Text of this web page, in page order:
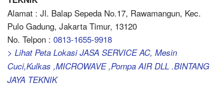
Alamat : Jl. Balap Sepeda No.17, Rawamangun, Kec.
Pulo Gadung, Jakarta Timur, 13120
No. Telpon : 0813-1655-9918
> Lihat Peta Lokasi JASA SERVICE AC, Mesin
Cuci,Kulkas ,MICROWAVE ,Pompa AIR DLL .BINTANG
JAYA TEKNIK